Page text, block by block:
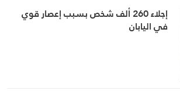
إجلاء 260 ألف شخص بسبب إعصار قوي
في اليابان